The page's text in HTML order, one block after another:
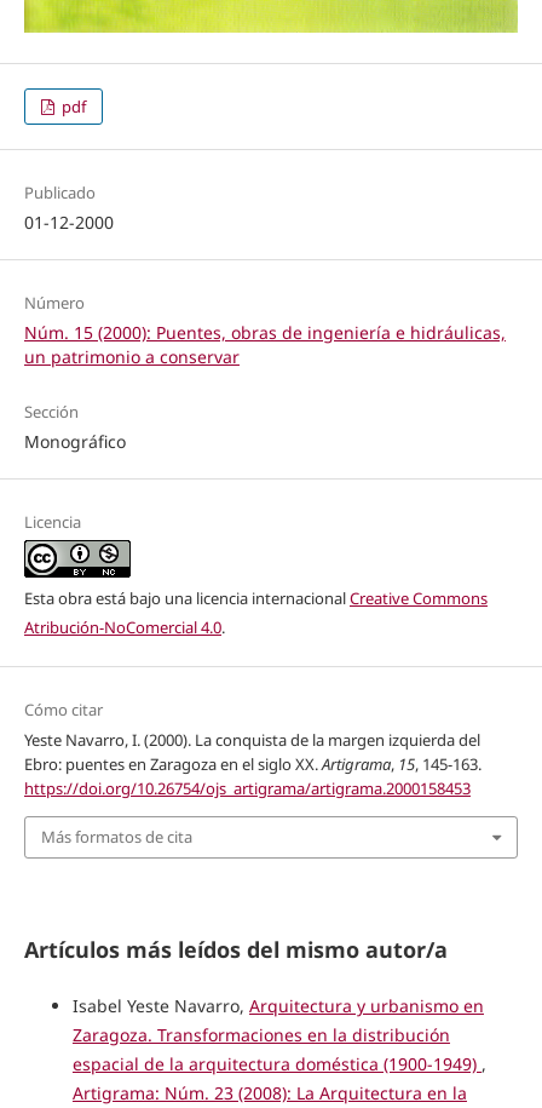
pdf
Publicado
01-12-2000
Número
Núm. 15 (2000): Puentes, obras de ingeniería e hidráulicas,
un patrimonio a conservar
Sección
Monográfico
Licencia
Esta obra está bajo una licencia internacionalCreative Commons
Atribución-NoComercial 4.0.
Cómo citar
Yeste Navarro, I. (2000). La conquista de la margen izquierda del
Ebro: puentes en Zaragoza en el siglo XX.Artigrama, 15, 145-163.
https://doi.org/10.26754/ojs_artigrama/artigrama.2000158453
Más formatos de cita
Artículos más leídos del mismo autor/a
Isabel Yeste Navarro, Arquitectura y urbanismo en
Zaragoza. Transformaciones en la distribución
espacial de la arquitectura doméstica (1900-1949) ,
Artigrama: Núm. 23 (2008): La Arquitectura en la